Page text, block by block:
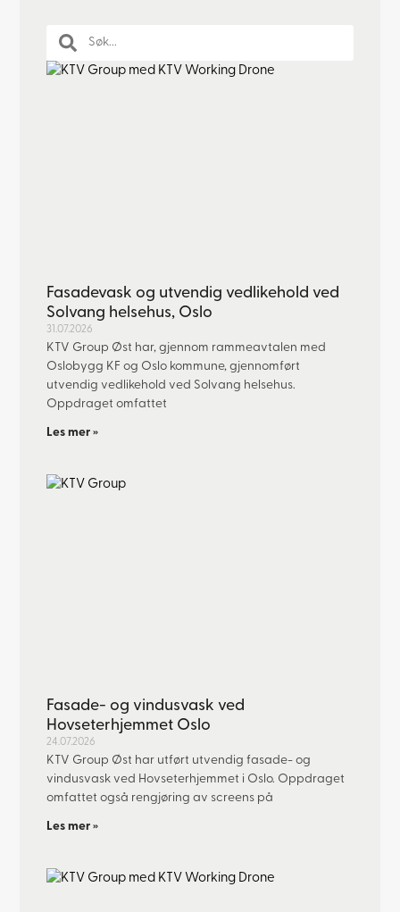
Fasadevask og utvendig vedlikehold ved
Solvang helsehus, Oslo
31.07.2026
KTV Group Øst har, gjennom rammeavtalen med
Oslobygg KF og Oslo kommune, gjennomført
utvendig vedlikehold ved Solvang helsehus.
Oppdraget omfattet
Les mer »
Fasade- og vindusvask ved
Hovseterhjemmet Oslo
24.07.2026
KTV Group Øst har utført utvendig fasade- og
vindusvask ved Hovseterhjemmet i Oslo. Oppdraget
omfattet også rengjøring av screens på
Les mer »